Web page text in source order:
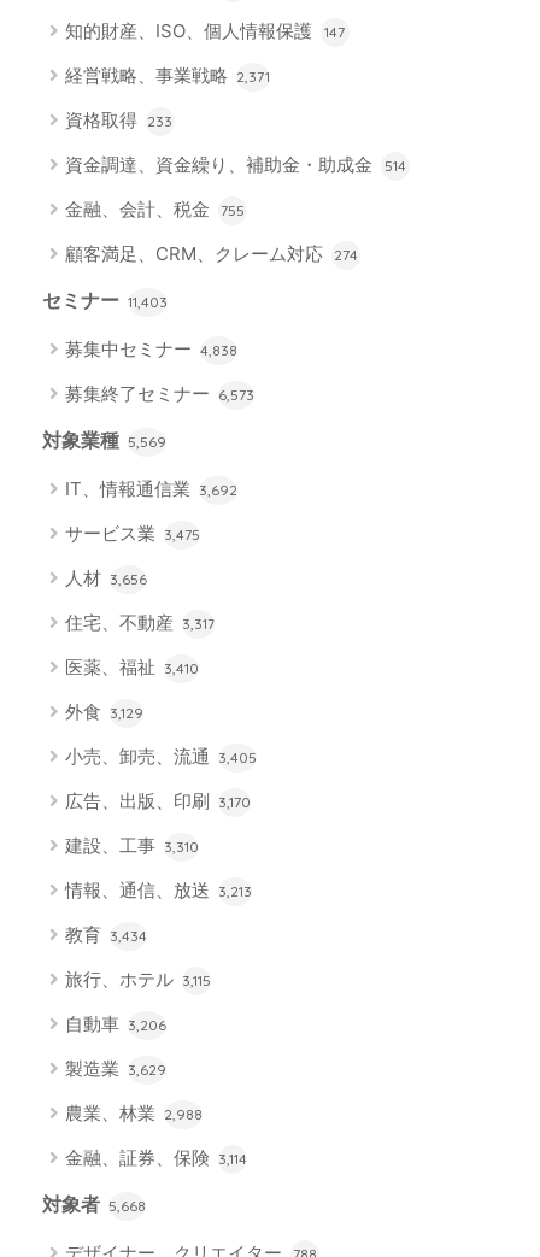
知的財産、ISO、個人情報保護 147
経営戦略、事業戦略 2,371
資格取得 233
資金調達、資金繰り、補助金・助成金 514
金融、会計、税金 755
顧客満足、CRM、クレーム対応 274
セミナー 11,403
募集中セミナー 4,838
募集終了セミナー 6,573
対象業種 5,569
IT、情報通信業 3,692
サービス業 3,475
人材 3,656
住宅、不動産 3,317
医薬、福祉 3,410
外食 3,129
小売、卸売、流通 3,405
広告、出版、印刷 3,170
建設、工事 3,310
情報、通信、放送 3,213
教育 3,434
旅行、ホテル 3,115
自動車 3,206
製造業 3,629
農業、林業 2,988
金融、証券、保険 3,114
対象者 5,668